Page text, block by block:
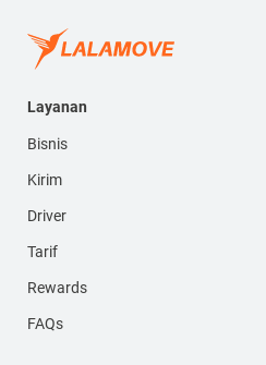
Layanan
Bisnis
Kirim
Driver
Tarif
Rewards
FAQs